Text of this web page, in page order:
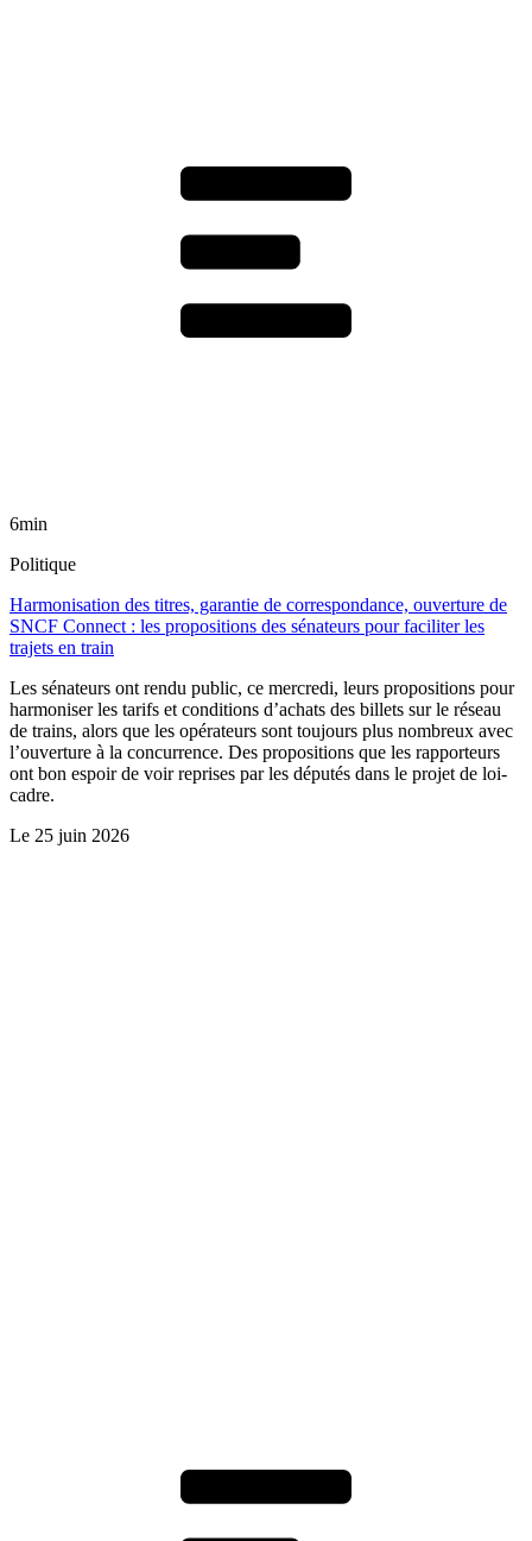
6min
Politique
Harmonisation des titres, garantie de correspondance, ouverture de
SNCF Connect : les propositions des sénateurs pour faciliter les
trajets en train
Les sénateurs ont rendu public, ce mercredi, leurs propositions pour
harmoniser les tarifs et conditions d’achats des billets sur le réseau
de trains, alors que les opérateurs sont toujours plus nombreux avec
l’ouverture à la concurrence. Des propositions que les rapporteurs
ont bon espoir de voir reprises par les députés dans le projet de loi-
cadre.
Le 25 juin 2026